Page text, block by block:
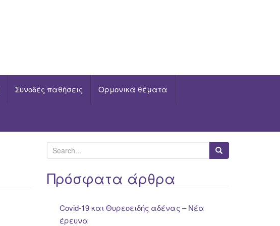
Συνοδές παθήσεις Ορμονικά θέματα
e
a
rΠρόσφατα άρθρα
Covid-19 και Θυρεοειδής αδένας – Νέα
έρευνα